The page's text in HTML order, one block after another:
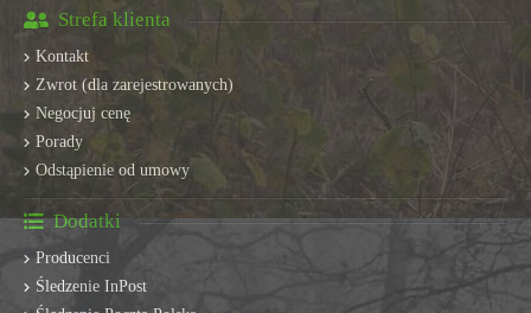
Strefa klienta
Kontakt
Zwrot (dla zarejestrowanych)
Negocjuj cenę
Porady
Odstąpienie od umowy
Dodatki
Producenci
Śledzenie InPost